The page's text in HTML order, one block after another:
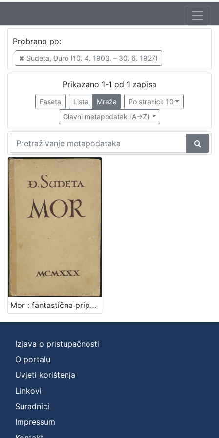
Probrano po:
Sudeta, Đuro (10. 4. 1903. – 30. 6. 1927)
Prikazano 1-1 od 1 zapisa
Faseta Lista Mreža
Po stranici: 10
Glavni metapodatak (A->Z)
Mor : fantastična pripovijest / Đuro Sudeta
Izjava o pristupačnosti
O portalu
Uvjeti korištenja
Linkovi
Suradnici
Impressum